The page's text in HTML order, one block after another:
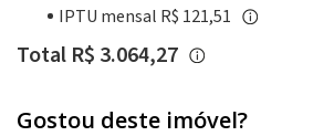
IPTU mensal R$ 121,51
Total R$ 3.064,27
Gostou deste imóvel?